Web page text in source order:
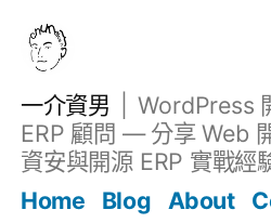
一介資男
WordPress
ERP 顧問 — 分享 Web
資安與開源 ERP 實戰經
Home
Blog About
文章